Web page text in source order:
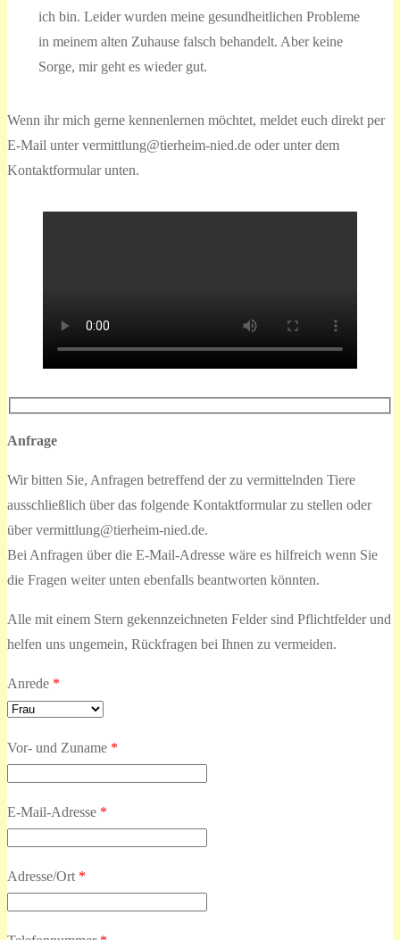
ich bin. Leider wurden meine gesundheitlichen Probleme
in meinem alten Zuhause falsch behandelt. Aber keine
Sorge, mir geht es wieder gut.
Wenn ihr mich gerne kennenlernen möchtet, meldet euch direkt per
E-Mail unter vermittlung@tierheim-nied.de oder unter dem
Kontaktformular unten.
Anfrage
Wir bitten Sie, Anfragen betreffend der zu vermittelnden Tiere
ausschließlich über das folgende Kontaktformular zu stellen oder
über vermittlung@tierheim-nied.de.
Bei Anfragen über die E-Mail-Adresse wäre es hilfreich wenn Sie
die Fragen weiter unten ebenfalls beantworten könnten.
Alle mit einem Stern gekennzeichneten Felder sind Pflichtfelder und
helfen uns ungemein, Rückfragen bei Ihnen zu vermeiden.
Anrede *
Vor- und Zuname *
E-Mail-Adresse *
Adresse/Ort *